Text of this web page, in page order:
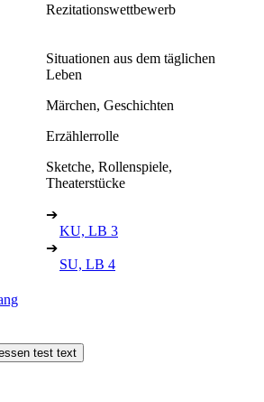
Rezitationswettbewerb
Situationen aus dem täglichen
Leben
Märchen, Geschichten
Erzählerrolle
Sketche, Rollenspiele,
Theaterstücke
➔
KU, LB 3
➔
SU, LB 4
test text